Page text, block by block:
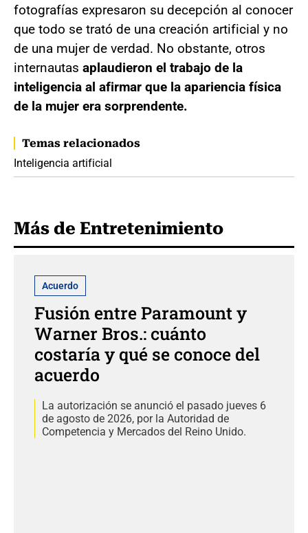
fotografías expresaron su decepción al conocer
que todo se trató de una creación artificial y no
de una mujer de verdad. No obstante, otros
internautas aplaudieron el trabajo de la
inteligencia al afirmar que la apariencia física
de la mujer era sorprendente.
Temas relacionados
Inteligencia artificial
Más de Entretenimiento
Acuerdo
Fusión entre Paramount y
Warner Bros.: cuánto
costaría y qué se conoce del
acuerdo
La autorización se anunció el pasado jueves 6
de agosto de 2026, por la Autoridad de
Competencia y Mercados del Reino Unido.